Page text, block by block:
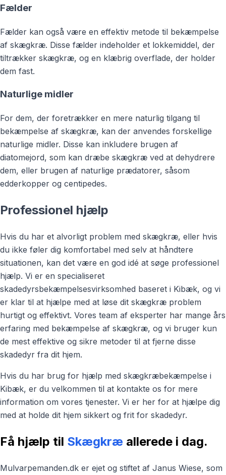
Fælder
Fælder kan også være en effektiv metode til bekæmpelse
af skægkræ. Disse fælder indeholder et lokkemiddel, der
tiltrækker skægkræ, og en klæbrig overflade, der holder
dem fast.
Naturlige midler
For dem, der foretrækker en mere naturlig tilgang til
bekæmpelse af skægkræ, kan der anvendes forskellige
naturlige midler. Disse kan inkludere brugen af
diatomejord, som kan dræbe skægkræ ved at dehydrere
dem, eller brugen af naturlige prædatorer, såsom
edderkopper og centipedes.
Professionel hjælp
Hvis du har et alvorligt problem med skægkræ, eller hvis
du ikke føler dig komfortabel med selv at håndtere
situationen, kan det være en god idé at søge professionel
hjælp. Vi er en specialiseret
skadedyrsbekæmpelsesvirksomhed baseret i Kibæk, og vi
er klar til at hjælpe med at løse dit skægkræ problem
hurtigt og effektivt. Vores team af eksperter har mange års
erfaring med bekæmpelse af skægkræ, og vi bruger kun
de mest effektive og sikre metoder til at fjerne disse
skadedyr fra dit hjem.
Hvis du har brug for hjælp med skægkræbekæmpelse i
Kibæk, er du velkommen til at kontakte os for mere
information om vores tjenester. Vi er her for at hjælpe dig
med at holde dit hjem sikkert og frit for skadedyr.
Få hjælp til Skægkræ allerede i dag.
Mulvarpemanden.dk er ejet og stiftet af Janus Wiese, som